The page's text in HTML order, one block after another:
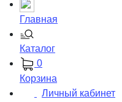
Главная
Каталог
0
Корзина
Личный кабинет